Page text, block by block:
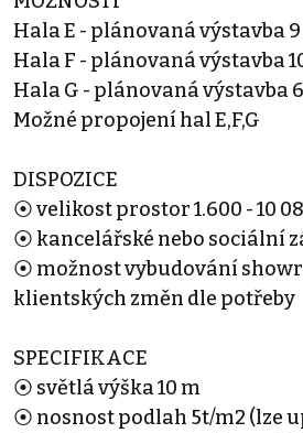
Hala E - plánovaná výstavba 9
Hala F - plánovaná výstavba
Hala G - plánovaná výstavba
Možné propojení hal E,F,G
DISPOZICE
⦿ velikost prostor 1.600 - 10
⦿ kancelářské nebo sociální
⦿ možnost vybudování
klientských změn dle potřeby
SPECIFIKACE
⦿ světlá výška 10 m
⦿ nosnost podlah 5t/m2 (lze